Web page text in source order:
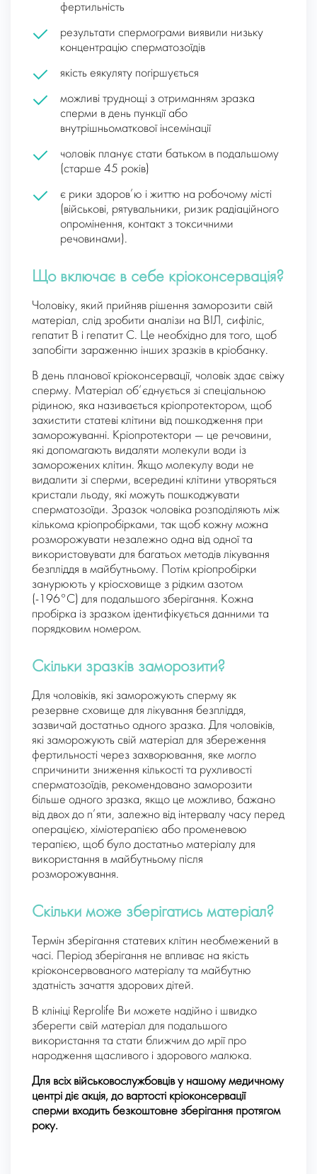
фертильність
результати спермограми виявили низьку
концентрацію сперматозоїдів
якість еякуляту погіршується
можливі труднощі з отриманням зразка
сперми в день пункції або
внутрішньоматкової інсемінації
чоловік планує стати батьком в подальшому
(старше 45 років)
є рики здоров’ю і життю на робочому місті
(військові, рятувальники, ризик радіаційного
опромінення, контакт з токсичними
речовинами).
Що включає в себе кріоконсервація?
Чоловіку, який прийняв рішення заморозити свій
матеріал, слід зробити аналізи на ВІЛ, сифіліс,
гепатит B і гепатит C. Це необхідно для того, щоб
запобігти зараженню інших зразків в кріобанку.
В день планової кріоконсервації, чоловік здає свіжу
сперму. Матеріал об’єднується зі спеціальною
рідиною, яка називається кріопротектором, щоб
захистити статеві клітини від пошкодження при
заморожуванні. Кріопротектори — це речовини,
які допомагають видаляти молекули води із
заморожених клітин. Якщо молекулу води не
видалити зі сперми, всередині клітини утворяться
кристали льоду, які можуть пошкоджувати
сперматозоїди. Зразок чоловіка розподіляють між
кількома кріопробірками, так щоб кожну можна
розморожувати незалежно одна від одної та
використовувати для багатьох методів лікування
безпліддя в майбутньому. Потім кріопробірки
занурюють у кріосховище з рідким азотом
(-196°C) для подальшого зберігання. Кожна
пробірка із зразком ідентифікується данними та
порядковим номером.
Скільки зразків заморозити?
Для чоловіків, які заморожують сперму як
резервне сховище для лікування безпліддя,
зазвичай достатньо одного зразка. Для чоловіків,
які заморожують свій матеріал для збереження
фертильності через захворювання, яке могло
спричинити зниження кількості та рухливості
сперматозоїдів, рекомендовано заморозити
більше одного зразка, якщо це можливо, бажано
від двох до п’яти, залежно від інтервалу часу перед
операцією, хіміотерапією або променевою
терапією, щоб було достатньо матеріалу для
використання в майбутньому після
розморожування.
Скільки може зберігатись матеріал?
Термін зберігання статевих клітин необмежений в
часі. Період зберігання не впливає на якість
кріоконсервованого матеріалу та майбутню
здатність зачаття здорових дітей.
В клініці Reprolife Ви можете надійно і швидко
зберегти свій матеріал для подальшого
використання та стати ближчим до мрії про
народження щасливого і здорового малюка.
Для всіх військовослужбовців у нашому медичному
центрі діє акція, до вартості кріоконсервації
сперми входить безкоштовне зберігання протягом
року.